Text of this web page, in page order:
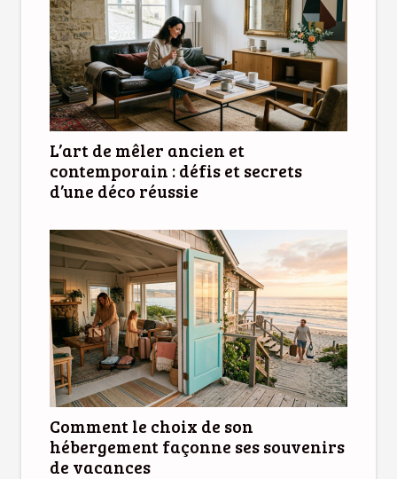
L’art de mêler ancien et
contemporain : défis et secrets
d’une déco réussie
Comment le choix de son
hébergement façonne ses souvenirs
de vacances